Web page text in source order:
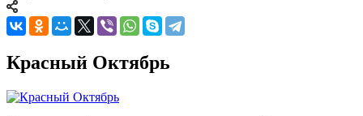
Красный Октябрь